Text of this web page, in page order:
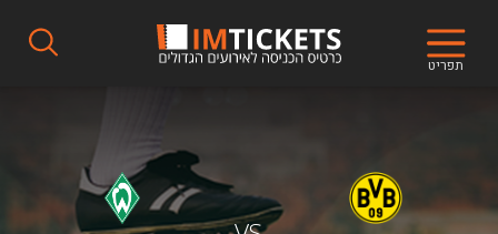
תפריט